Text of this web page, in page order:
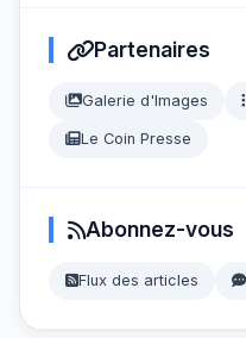
Partenaires
Galerie d'Images
Le Coin Presse
Abonnez-vous
Flux des articles